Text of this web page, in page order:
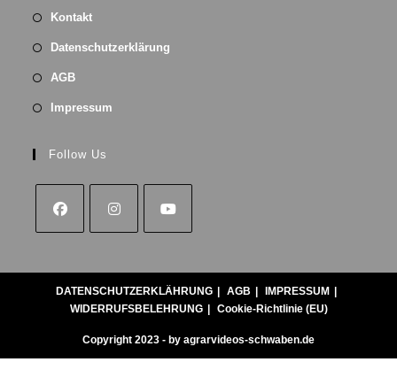
Kontakt
Datenschutzerklärung
AGB
Impressum
Follow Us
DATENSCHUTZERKLÄHRUNG AGB
IMPRESSUM
WIDERRUFSBELEHRUNG
Cookie-Richtlinie (EU)
Copyright 2023 - by agrarvideos-schwaben.de